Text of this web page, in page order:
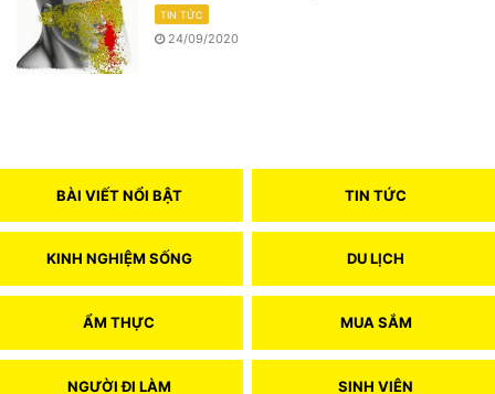
TIN TỨC
24/09/2020
BÀI VIẾT NỔI BẬT TIN TỨC
KINH NGHIỆM SỐNG DU LỊCH
ẨM THỰC MUA SẮM
NGƯỜI ĐI LÀM SINH VIÊN